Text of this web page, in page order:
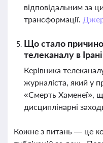
відповідальним за
трансформації.
Що стало
телеканалу в
Керівника
журналіста, який у
«Смерть Хаменеї»,
дисциплінарні
Кожне з питань — це